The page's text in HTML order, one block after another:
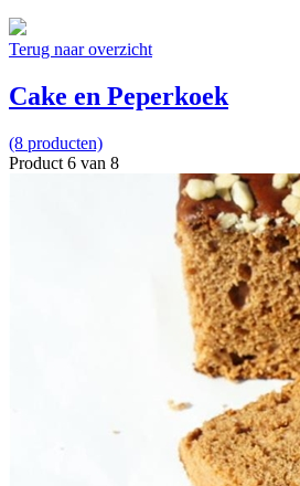
Terug naar overzicht
Cake en Peperkoek
(8 producten)
Product 6 van 8